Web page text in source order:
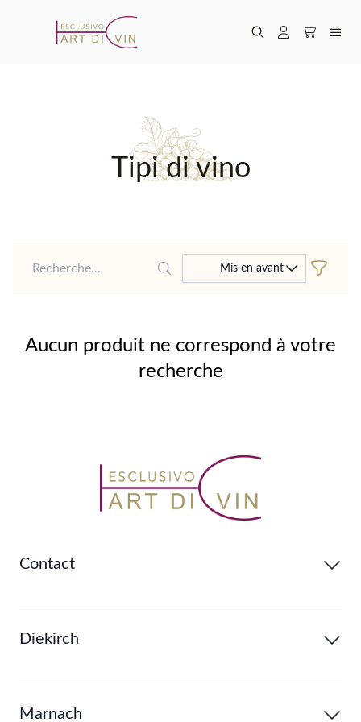
Tipi di vino
RechercheMis en avant
Aucun produit ne correspond à votre
recherche
Contact
Diekirch
Marnach